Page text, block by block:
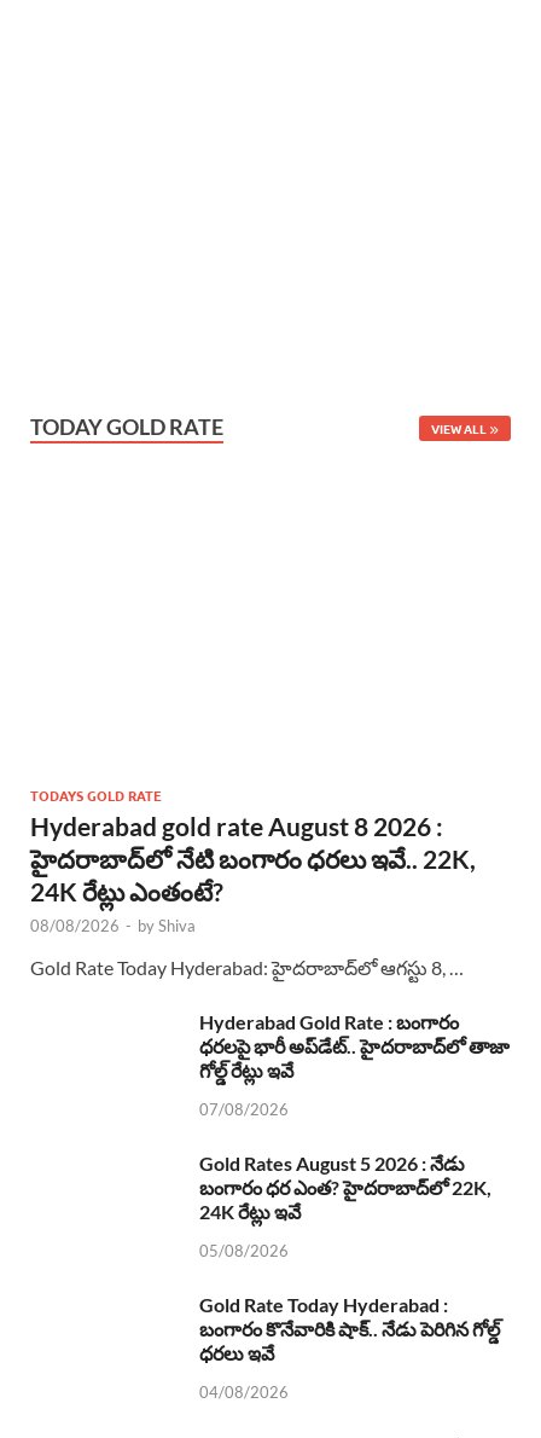
TODAY GOLD RATE VIEW ALL
TODAYS GOLD RATE
Hyderabad gold rate August 8 2026 :
హైదరాబాద్‌లో నేటి బంగారం ధరలు ఇవే.. 22K,
24K రేట్లు ఎంతంటే?
08/08/2026 - byShiva
Gold Rate Today Hyderabad: హైదరాబాద్‌లో ఆగస్టు 8, …
Hyderabad Gold Rate : బంగారం
ధరలపై భారీ అప్‌డేట్.. హైదరాబాద్‌లో తాజా
గోల్డ్ రేట్లు ఇవే
07/08/2026
Gold Rates August 5 2026 : నేడు
బంగారం ధర ఎంత? హైదరాబాద్‌లో 22K,
24K రేట్లు ఇవే
05/08/2026
Gold Rate Today Hyderabad :
బంగారం కొనేవారికి షాక్.. నేడు పెరిగిన గోల్డ్
ధరలు ఇవే
04/08/2026